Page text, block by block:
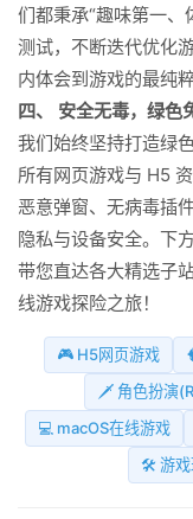
们都秉承“趣味第一
测试，不断迭代优化
内体会到游戏的最纯粹
四、 安全无毒，绿色
我们始终坚持打造绿
所有网页游戏与 H5
恶意弹窗、无病毒插
隐私与设备安全。下
带您直达各大精选子
线游戏探险之旅！
🎮 H5网页游戏
🗡️ 角色扮演
💻 macOS在线游戏
🛠️ 游戏